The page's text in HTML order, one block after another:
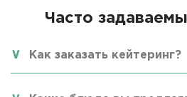
Часто
Как заказать кейтеринг?